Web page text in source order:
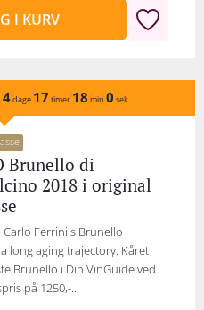
I KURV
4dage 17 timer 18 min 0 sek
Brunello di
2018 i original
Carlo Ferrini's Brunello
long aging trajectory. Kåret
Brunello i Din VinGuide ved
på 1250,-...